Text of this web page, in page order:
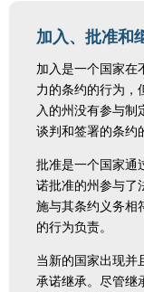
加入、批准和
加入是一个国家在
力的条约的行为，
入的州没有参与制
谈判和签署的条约
批准是一个国家通
诺批准的州参与了
施与其条约义务相
的行为负责。
当新的国家出现并
承诺继承。尽管继